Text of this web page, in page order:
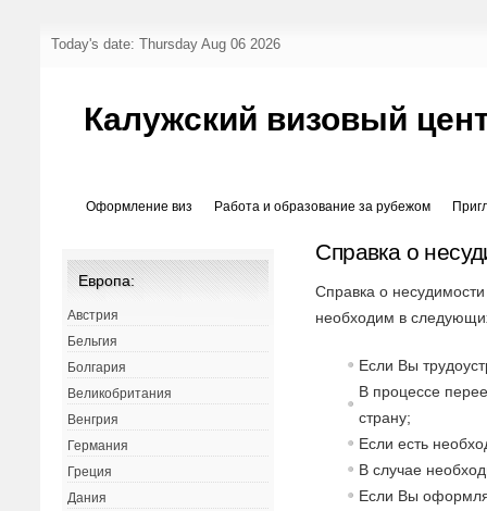
Today's date: Thursday Aug 06 2026
Калужский визовый
Оформление виз Работа и образование за рубежом
Справка о
Справка о
необходим в
Если Вы
В процессе
страну;
Если есть
В случае
Если Вы
Европа:
Австрия
Бельгия
Болгария
Великобритания
Венгрия
Германия
Греция
Дания